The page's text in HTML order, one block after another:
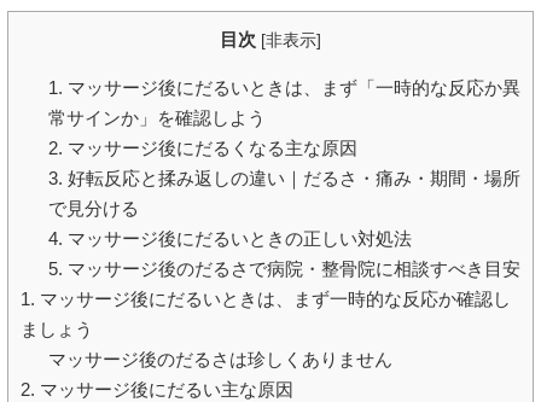
目次 [非表示]
1. マッサージ後にだるいときは、まず「一時的な反応か異
常サインか」を確認しよう
2. マッサージ後にだるくなる主な原因
3. 好転反応と揉み返しの違い｜だるさ・痛み・期間・場所
で見分ける
4. マッサージ後にだるいときの正しい対処法
5. マッサージ後のだるさで病院・整骨院に相談すべき目安
1. マッサージ後にだるいときは、まず一時的な反応か確認し
ましょう
マッサージ後のだるさは珍しくありません
2. マッサージ後にだるい主な原因